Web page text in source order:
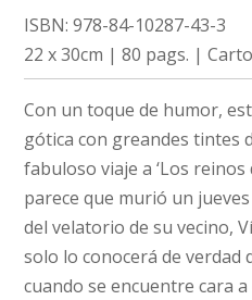
ISBN: 978-84-10287-43-3
22 x 30cm | 80 pags. |
Con un toque de humor,
gótica con greandes tintes
fabuloso viaje a ‘Los
parece que murió un
del velatorio de su vecino,
solo lo conocerá de verdad
cuando se encuentre cara